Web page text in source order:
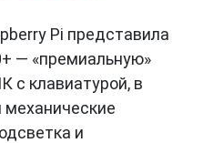
с другой стороны,
под каждой
активирует
что также
компьютеру.
Pi представила
— «премиальную»
с клавиатурой, в
механические
и